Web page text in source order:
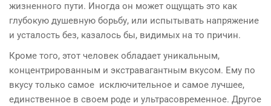
жизненного пути. Иногда он может ощущать это как
глубокую душевную борьбу, или испытывать напряжение
и усталость без, казалось бы, видимых на то причин.
Кроме того, этот человек обладает уникальным,
концентрированным и экстравагантным вкусом. Ему по
вкусу только самое исключительное и самое лучшее,
единственное в своем роде и ультрасовременное. Другое